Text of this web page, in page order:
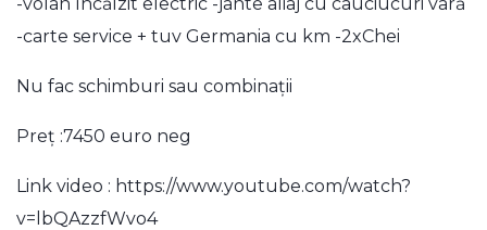
-carte service + tuv Germania cu km -2xChei
Nu fac schimburi sau combinații
Preț :7450 euro neg
Link video : https://www.youtube.com/watch?
v=lbQAzzfWvo4